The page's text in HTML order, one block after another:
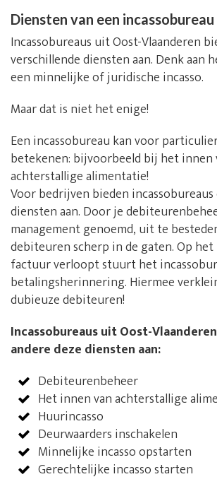
Diensten van een incassobureau
Incassobureaus uit Oost-Vlaanderen
verschillende diensten aan. Denk aan
een minnelijke of juridische incasso.
Maar dat is niet het enige!
Een incassobureau kan voor
betekenen: bijvoorbeeld bij het innen
achterstallige alimentatie!
Voor bedrijven bieden
diensten aan. Door je
management genoemd, uit te
debiteuren scherp in de gaten. Op
factuur verloopt stuurt het
betalingsherinnering. Hiermee
dubieuze debiteuren!
Incassobureaus uit Oost-
andere deze diensten aan:
Debiteurenbeheer
Het innen van achterstallige
Huurincasso
Deurwaarders inschakelen
Minnelijke incasso opstarten
Gerechtelijke incasso starten